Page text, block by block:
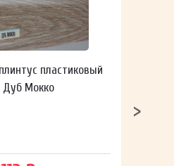
пластиковый
Дуб Мокко